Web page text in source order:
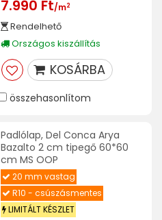
7.990 Ft/m2
Rendelhető
Országos kiszállítás
KOSÁRBA
összehasonlítom
Padlólap, Del Conca Arya
Bazalto 2 cm tipegő 60*60
cm MS OOP
20 mm vastag
R10 - csúszásmentes
LIMITÁLT KÉSZLET